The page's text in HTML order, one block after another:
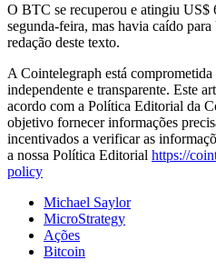
O BTC se recuperou e atingiu US$
segunda-feira, mas havia caído
redação deste texto.
A Cointelegraph está
independente e transparente. Este
acordo com a Política Editorial da
objetivo fornecer informações
incentivados a verificar as
a nossa Política Editorial https://
policy
Michael Saylor
MicroStrategy
Ações
Bitcoin